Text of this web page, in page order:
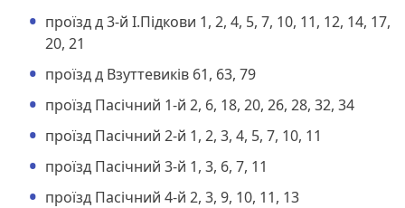
проїзд д 3-й І.Підкови 1, 2, 4, 5, 7, 10, 11, 12, 14, 17,
20, 21
проїзд д Взуттевиків 61, 63, 79
проїзд Пасічний 1-й 2, 6, 18, 20, 26, 28, 32, 34
проїзд Пасічний 2-й 1, 2, 3, 4, 5, 7, 10, 11
проїзд Пасічний 3-й 1, 3, 6, 7, 11
проїзд Пасічний 4-й 2, 3, 9, 10, 11, 13